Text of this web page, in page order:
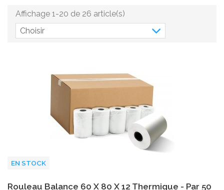
Choisir
Affichage 1-20 de 26 article(s)
EN STOCK
Rouleau Balance 60 X 80 X 12 Thermique - Par 50